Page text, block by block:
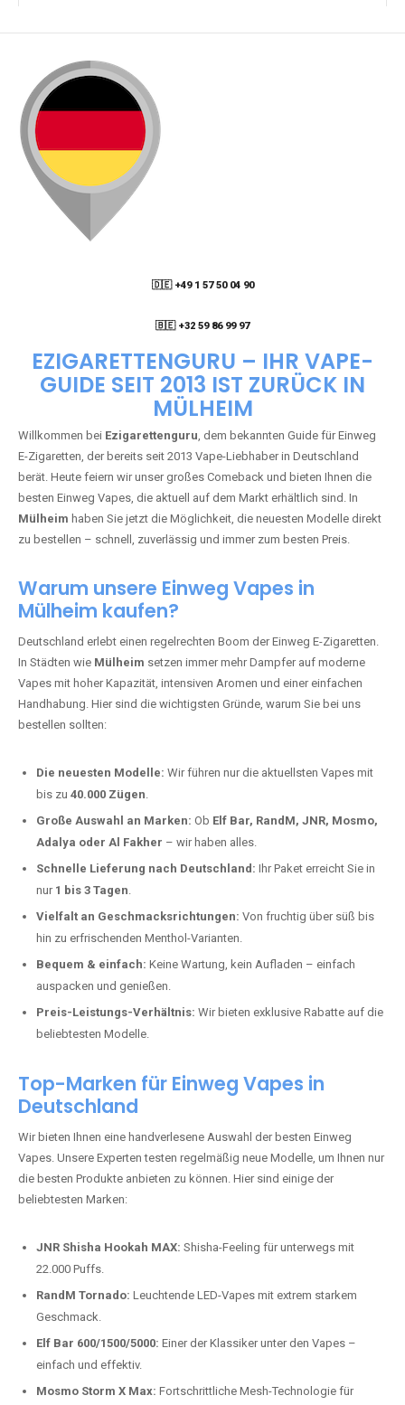
🇩🇪 +49 1 57 50 04 90
05
🇧🇪 +32 59 86 99 97
EZIGARETTENGURU – IHR VAPE-
GUIDE SEIT 2013 IST ZURÜCK IN
MÜLHEIM
Willkommen bei Ezigarettenguru, dem bekannten Guide für Einweg
E-Zigaretten, der bereits seit 2013 Vape-Liebhaber in Deutschland
berät. Heute feiern wir unser großes Comeback und bieten Ihnen die
besten Einweg Vapes, die aktuell auf dem Markt erhältlich sind. In
Mülheim haben Sie jetzt die Möglichkeit, die neuesten Modelle direkt
zu bestellen – schnell, zuverlässig und immer zum besten Preis.
Warum unsere Einweg Vapes in
Mülheim kaufen?
Deutschland erlebt einen regelrechten Boom der Einweg E-Zigaretten.
In Städten wie Mülheim setzen immer mehr Dampfer auf moderne
Vapes mit hoher Kapazität, intensiven Aromen und einer einfachen
Handhabung. Hier sind die wichtigsten Gründe, warum Sie bei uns
bestellen sollten:
Die neuesten Modelle: Wir führen nur die aktuellsten Vapes mit
bis zu 40.000 Zügen.
Große Auswahl an Marken: Ob Elf Bar, RandM, JNR, Mosmo,
Adalya oder Al Fakher – wir haben alles.
Schnelle Lieferung nach Deutschland: Ihr Paket erreicht Sie in
nur 1 bis 3 Tagen.
Vielfalt an Geschmacksrichtungen: Von fruchtig über süß bis
hin zu erfrischenden Menthol-Varianten.
Bequem & einfach: Keine Wartung, kein Aufladen – einfach
auspacken und genießen.
Preis-Leistungs-Verhältnis: Wir bieten exklusive Rabatte auf die
beliebtesten Modelle.
Top-Marken für Einweg Vapes in
Deutschland
Wir bieten Ihnen eine handverlesene Auswahl der besten Einweg
Vapes. Unsere Experten testen regelmäßig neue Modelle, um Ihnen nur
die besten Produkte anbieten zu können. Hier sind einige der
beliebtesten Marken:
JNR Shisha Hookah MAX: Shisha-Feeling für unterwegs mit
22.000 Puffs.
RandM Tornado: Leuchtende LED-Vapes mit extrem starkem
Geschmack.
Elf Bar 600/1500/5000: Einer der Klassiker unter den Vapes –
einfach und effektiv.
Mosmo Storm X Max: Fortschrittliche Mesh-Technologie für